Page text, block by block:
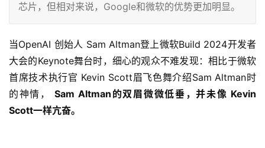
芯片，但相对来说，Google和微软的优势更加明显。
当OpenAI 创始人 Sam Altman登上微软Build 2024开发者
大会的Keynote舞台时，细心的观众不难发现：相比于微软
首席技术执行官 Kevin Scott眉飞色舞介绍Sam Altman时
的神情，Sam Altman的双眉微微低垂，并未像 Kevin
Scott一样亢奋。